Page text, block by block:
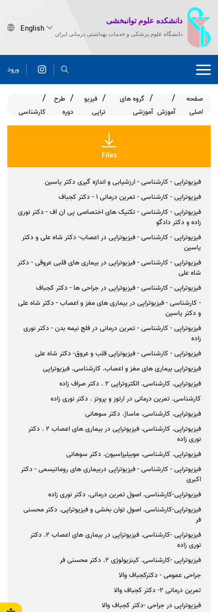
دانشکده علوم توانبخشی
دانشگاه علوم پزشکی و خدمات بهداشتی درمانی ایران
ورود
صفحه
اصلی
آموزش
گروه های
آموزشی
فیزیو
تراپی
طرح
دوره
کارشناسی
Files
فیزیوتراپی - کارشناسی - ارزشیابی و اندازه گیری دکتر یاسین
فیزیوتراپی - کارشناسی - تمرین درمانی 1 - دکتر کجباف
فیزیوتراپی - کارشناسی - تکنیک های اختصاصی پی ان اف - دکتر نوری
زاده و دکتر دادگو
فیزیوتراپی - کارشناسی - فیزیوتراپی در اعصاب- دکتر شاه علی و دکتر
یاسین
فیزیوتراپی - کارشناسی - فیزیوتراپی در بیماری های قلبی عروقی - دکتر
شاه علی
فیزیوتراپی - کارشناسی - فیزیوتراپی در جراحی ها - دکتر کجباف
- کارشناسی - فیزیوتراپی در بیماری های مغز و اعصاب - دکتر شاه علی
و دکتر یاسین
فیزیوتراپی - کارشناسی - تمرین درمانی در فلج نیمه بدن - دکتر نوری
زاده
فیزیوتراپی - کارشناسی - فیزیوتراپی قلب و عروق- دکتر شاه علی
فیزیوتراپی بیماری های مغز و اعصاب. کارشناسی. فیزیوتراپی
فیزیوتراپی. کارشناسی. الکتروتراپی 2 . دکتر صراف زاده
کارشناسی. تمرین درمانی در ارتوز و پروتز . دکتر نوری زاده
فیزیوتراپی. کارشناسی. ماساژ. دکتر سوهانی
فیزیوتراپی. کارشناسی. فیزیوتراپی در بیماری های اعصاب 2 . دکتر
نوری زاده
فیزیوتراپی. کارشناسی. موبیلیزاسیون. دکتر سوهانی
فیزیوتراپی - کارشناسی - فیزیوتراپی دربیماری های روماتیسمی - دکتر
اکبری
فیزیوتراپی-کارشناسی. اصول تمرین درمانی. دکتر نوری زاده
فیزیوتراپی-کارشناسی. اصول توان بخشی و فیزیوتراپی. دکتر محسنی
فر
فیزیوتراپی -کارشناسی. فیزیوتراپی در بیماری های اعصاب 2. دکتر
نوری زاده
فیزیوتراپی -کارشناسی. کینزیولوژی 2. دکتر محسنی فر
جراحی عمومی - دکترکجباف والا
تمرین درمانی 2- دکتر کجباف والا
فیزیوتراپی در جراحی -دکتر کجباف والا